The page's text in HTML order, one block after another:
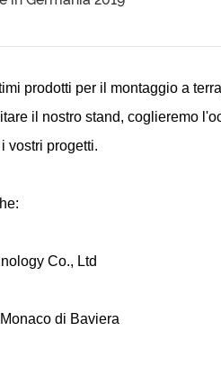
prodotti per il montaggio a
il nostro stand, coglieremo
vostri progetti.
Co., Ltd
di Baviera